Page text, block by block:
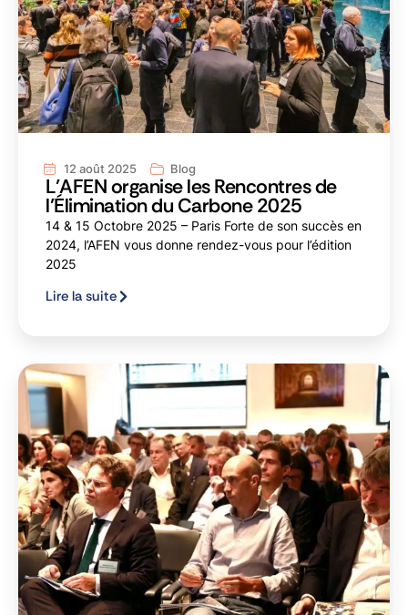
12 août 2025 Blog
L’AFEN organise les Rencontres de
l’Élimination du Carbone 2025
14 & 15 Octobre 2025 – Paris Forte de son succès en
2024, l’AFEN vous donne rendez-vous pour l’édition
2025
Lire la suite